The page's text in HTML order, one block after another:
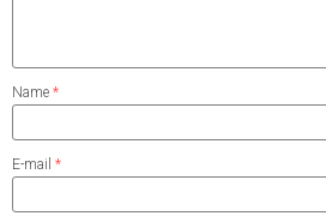
Name *
E-mail *